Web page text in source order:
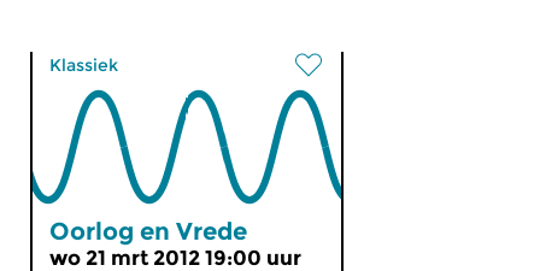
Klassiek
Oorlog en Vrede
wo 21 mrt 2012 19:00 uur